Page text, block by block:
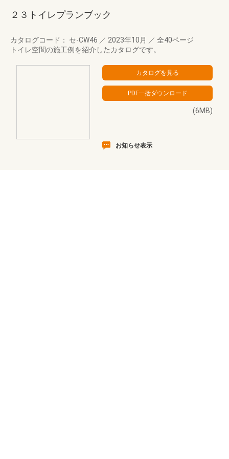
２３トイレプランブック
カタログコード： セ-CW46 ／ 2023年10月 ／ 全40ページ
トイレ空間の施工例を紹介したカタログです。
(6MB)
お知らせ表示